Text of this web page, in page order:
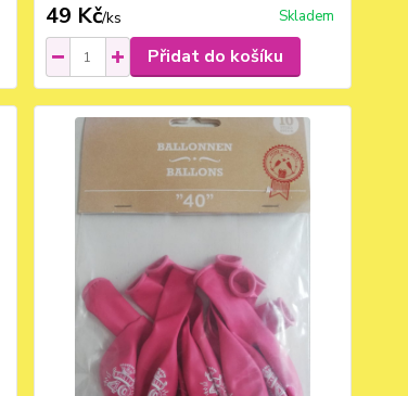
49 Kč/ks Skladem
Přidat do košíku